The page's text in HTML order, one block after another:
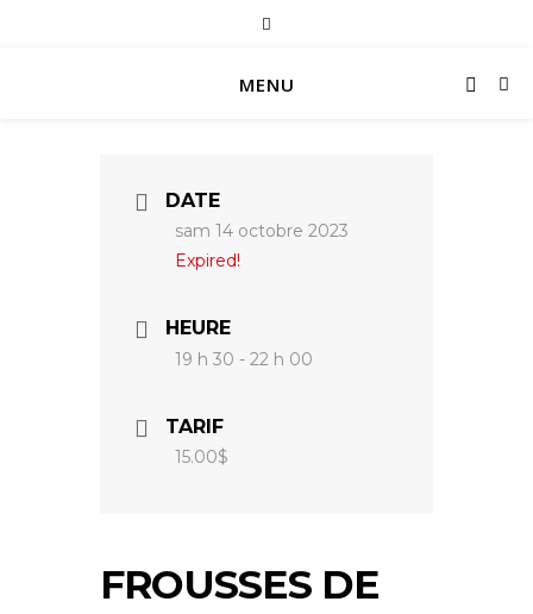
MENU
DATE
sam 14 octobre 2023
Expired!
HEURE
19 h 30 - 22 h 00
TARIF
15.00$
FROUSSES DE